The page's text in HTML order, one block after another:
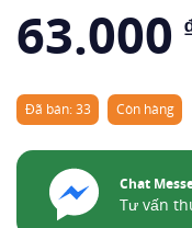
63.000
Đã bán: 33 Còn hàng
Chat
Tư vấn